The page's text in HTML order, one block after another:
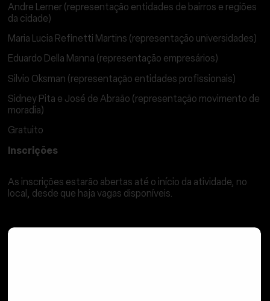
Andre Lerner (representação entidades de bairros e regiões
da cidade)
Maria Lucia Refinetti Martins (representação universidades)
Eduardo Della Manna (representação empresários)
Silvio Oksman (representação entidades profissionais)
Sidney Pita e José de Abraão (representação movimento de
moradia)
Gratuito
Inscrições
As inscrições estarão abertas até o início da atividade, no
local, desde que haja vagas disponíveis.